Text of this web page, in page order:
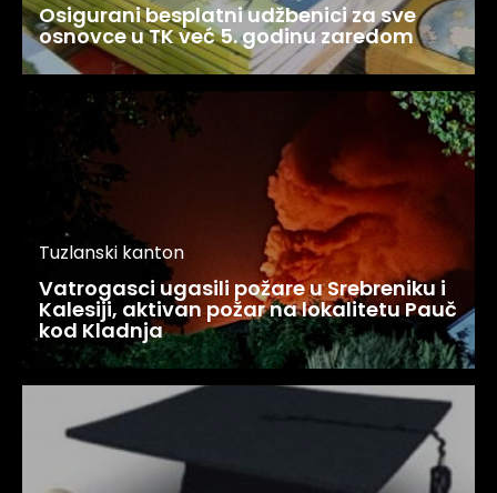
Osigurani besplatni udžbenici za sve
osnovce u TK već 5. godinu zaredom
Tuzlanski kanton
Vatrogasci ugasili požare u Srebreniku i
Kalesiji, aktivan požar na lokalitetu Pauč
kod Kladnja